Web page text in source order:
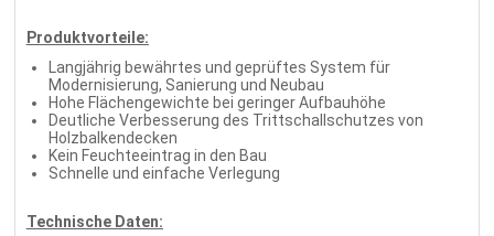
Produktvorteile:
Langjährig bewährtes und geprüftes System für
Modernisierung, Sanierung und Neubau
Hohe Flächengewichte bei geringer Aufbauhöhe
Deutliche Verbesserung des Trittschallschutzes von
Holzbalkendecken
Kein Feuchteeintrag in den Bau
Schnelle und einfache Verlegung
Technische Daten: